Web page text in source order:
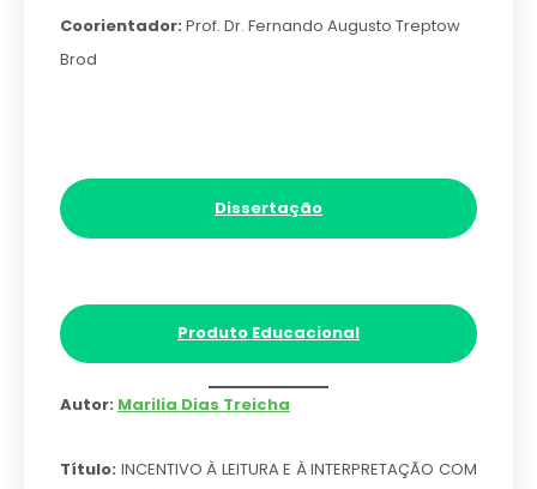
Coorientador: Prof. Dr. Fernando Augusto Treptow
Brod
Dissertação
Produto Educacional
Autor: Marilia Dias Treicha
Título: INCENTIVO À LEITURA E À INTERPRETAÇÃO COM